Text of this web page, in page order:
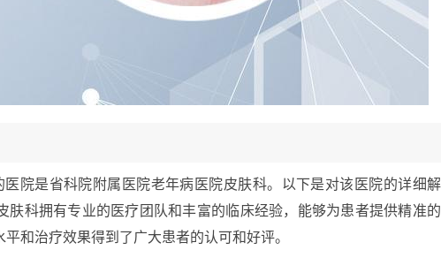
院是省科院附属医院老年病医院皮肤科。以下是对该医院的详细解
肤科拥有专业的医疗团队和丰富的临床经验，能够为患者提供精准的
和治疗效果得到了广大患者的认可和好评。